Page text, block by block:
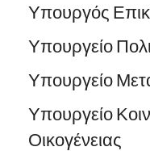
Υπουργός
Υπουργείο
Υπουργείο
Υπουργείο
Οικογένειας